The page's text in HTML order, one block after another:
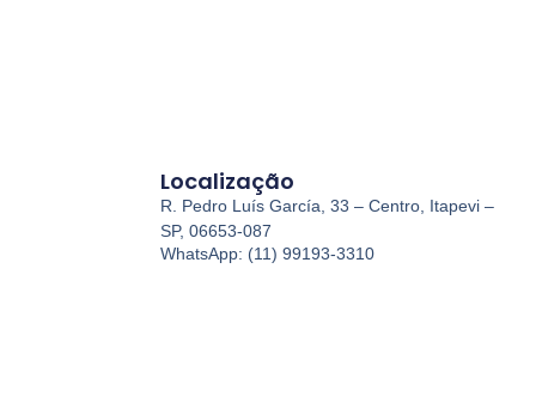
Localização
R. Pedro Luís García, 33 – Centro, Itapevi –
SP, 06653-087
WhatsApp: (11) 99193-3310